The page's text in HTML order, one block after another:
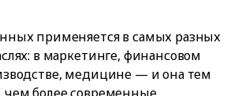
применяется в самых разных
в маркетинге, финансовом
медицине — и она тем